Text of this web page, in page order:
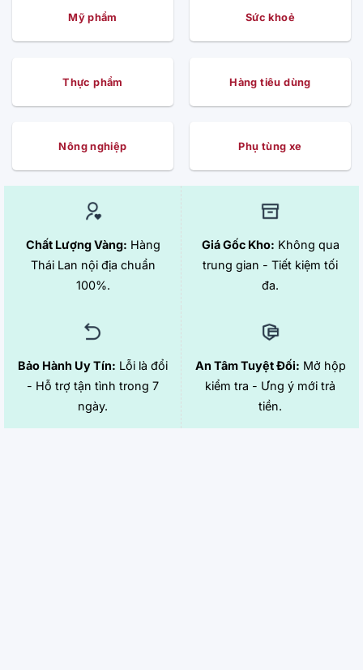
Mỹ phẩm Sức khoẻ
Thực phẩm Hàng tiêu dùng
Nông nghiệp Phụ tùng xe
Chất Lượng Vàng: Hàng
Thái Lan nội địa chuẩn
100%.
Giá Gốc Kho: Không qua
trung gian - Tiết kiệm tối
đa.
Bảo Hành Uy Tín: Lỗi là đổi
- Hỗ trợ tận tình trong 7
ngày.
An Tâm Tuyệt Đối: Mở hộp
kiểm tra - Ưng ý mới trả
tiền.